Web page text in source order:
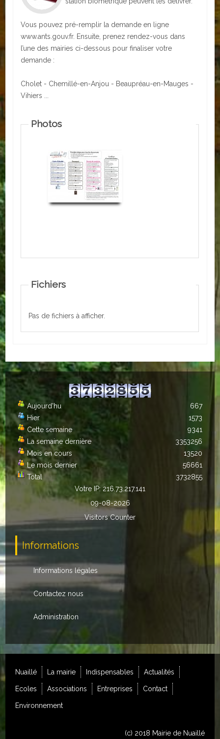
Social
Divers
ACTUALITÉS
ECOLES
Ecole privée
ASSOCIATIONS
Sportives
Parents d'élèves
Autres
ENTREPRISES
Capitale du chrysanthème
Nos entreprises
Industries
Transports
Commerces
Hotels/Restaurants
Loisirs
Batiments/TP
Services
CONTACT
Informations générales
Actualités
Vous pouvez pré-remplir la demande en ligne
www.ants.gouv.fr. Ensuite, prenez rendez-vous dans
l’une des mairies ci-dessous pour finaliser votre
demande :
Cholet - Chemillé-en-Anjou - Beaupréau-en-Mauges -
Vihiers ...
Photos
Fichiers
Pas de fichiers à afficher.
Aujourd'hu
Hier
Cette semaine
La semaine dernière
Mois en cours
Le mois dernier
Total
667
1573
9341
3353256
13520
56661
3732855
Votre IP: 216.73.217.141
09-08-2026
Visitors Counter
Informations
Informations légales
Contactez nous
Administration
Nuaillé La mairie Indispensables Actualités
Ecoles Associations Entreprises Contact
Environnement
(c) 2018 Mairie de Nuaillé